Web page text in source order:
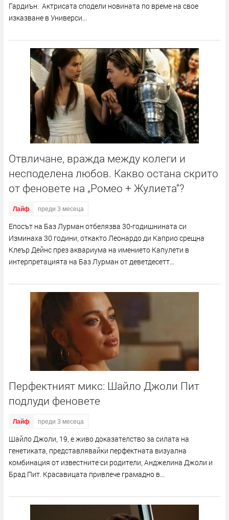
Гардиън. Актрисата сподели новината по време на свое
изказване в Универси...
Отвличане, вражда между колеги и
несподелена любов. Какво остана скрито
от феновете на „Ромео + Жулиета“?
Лайф преди 3 месеца
Епосът на Баз Лурман отбелязва 30-годишнината си
Изминаха 30 години, откакто Леонардо ди Каприо срещна
Клеър Дейнс през аквариума на имението Капулети в
интерпретацията на Баз Лурман от деветдесетт...
Перфектният микс: Шайло Джоли Пит
подлуди феновете
Лайф преди 3 месеца
Шайло Джоли, 19, е живо доказателство за силата на
генетиката, представлявайки перфектната визуална
комбинация от известните си родители, Анджелина Джоли и
Брад Пит. Красавицата привлече грамадно в...